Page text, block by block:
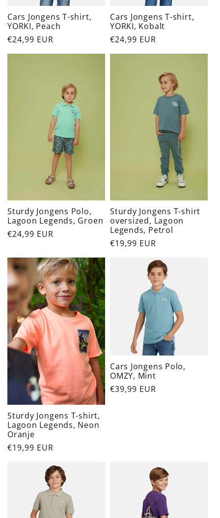
:
Cars Jongens T-shirt,
YORKI, Peach
Normaler
Preis
€24,99 EUR
Cars Jongens T-shirt,
YORKI, Kobalt
Normaler
Preis
€24,99 EUR
Sturdy Jongens Polo,
Lagoon Legends, Groen
Normaler
€24,99 EUR
Sturdy Jongens T-shirt
oversized, Lagoon
Legends, Petrol
Normaler
€19,99 EUR
Sturdy Jongens T-shirt,
Lagoon Legends, Neon
Oranje
Normaler
€19,99 EUR
Cars Jongens Polo,
OMZY, Mint
Normaler
€39,99 EUR